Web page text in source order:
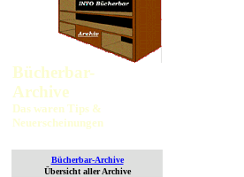
Bücherbar-
Archive
Das waren Tips &
Neuerscheinungen
Bücherbar-Archive
Übersicht aller Archive